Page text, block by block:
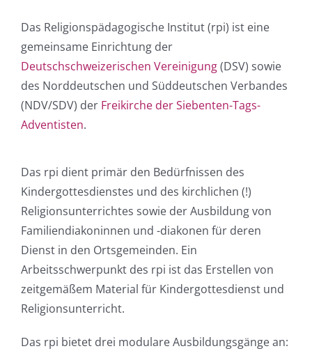
4you
echtzeit
relimaXx
Projekte
Arbeitshilfen
Das Institut
Spenden
Kontakt
Das Religionspädagogische Institut (rpi) ist eine
gemeinsame Einrichtung der
Deutschschweizerischen Vereinigung(DSV) sowie
des Norddeutschen und Süddeutschen Verbandes
(NDV/SDV) der Freikirche der Siebenten-Tags-
Adventisten.
Das rpi dient primär den Bedürfnissen des
Kindergottesdienstes und des kirchlichen (!)
Religionsunterrichtes sowie der Ausbildung von
Familiendiakoninnen und -diakonen für deren
Dienst in den Ortsgemeinden. Ein
Arbeitsschwerpunkt des rpi ist das Erstellen von
zeitgemäßem Material für Kindergottesdienst und
Religionsunterricht.
Das rpi bietet drei modulare Ausbildungsgänge an: